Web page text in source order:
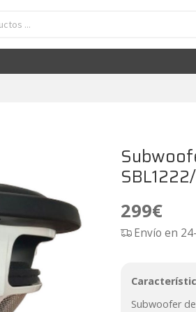
299€
Envío en
Subwoofer de